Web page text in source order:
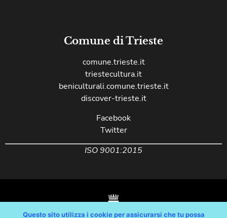
Comune di Trieste
comune.trieste.it
triestecultura.it
beniculturali.comune.trieste.it
discover-trieste.it
Facebook
Twitter
ISO 9001:2015
Questo sito utilizza i cookie per assicurarsi che tu possa